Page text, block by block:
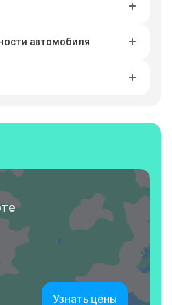
автомобиля
Узнать цены